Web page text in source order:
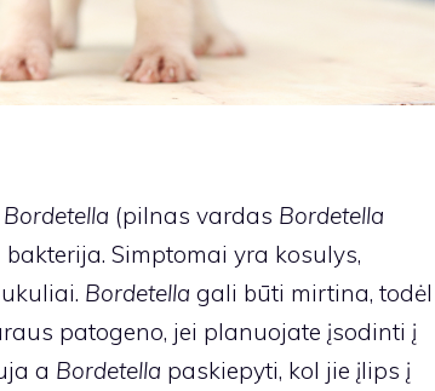
Bordetella (pilnas vardas Bordetella
Simptomai yra kosulys,
Bordetella gali būti mirtina, todėl
patogeno, jei planuojate įsodinti į
a Bordetella paskiepyti, kol jie įlips į